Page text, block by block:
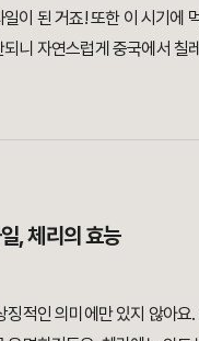
이 된 거죠! 또한 이 시기에
니 자연스럽게 중국에서 칠
, 체리의 효능
징적인 의미에만 있지 않아요